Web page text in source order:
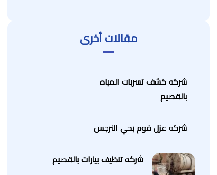
مقالات أخرى
شركه كشف تسربات المياه
بالقصيم
شركه عزل فوم بحي النرجس
شركه تنظيف بيارات بالقصيم